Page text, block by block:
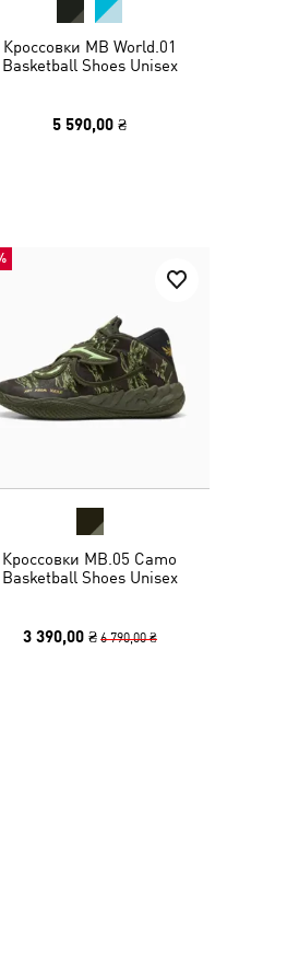
Кроссовки MB World.01
Basketball Shoes Unisex
5 590,00 ₴
Кроссовки MB.05 Camo
Basketball Shoes Unisex
3 390,00 ₴ 6 790,00 ₴